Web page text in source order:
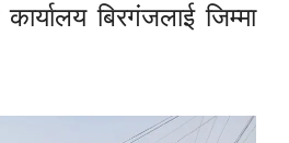
बिरगंजलाई जिम्मा